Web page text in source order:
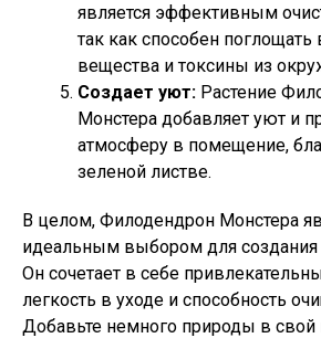
является эффективным
так как способен
вещества и токсины из
Создает уют: Растение
Монстера добавляет уют и
атмосферу в помещение,
зеленой листве.
В целом, Филодендрон Монстера
идеальным выбором для создания
Он сочетает в себе
легкость в уходе и способность
Добавьте немного природы в свой